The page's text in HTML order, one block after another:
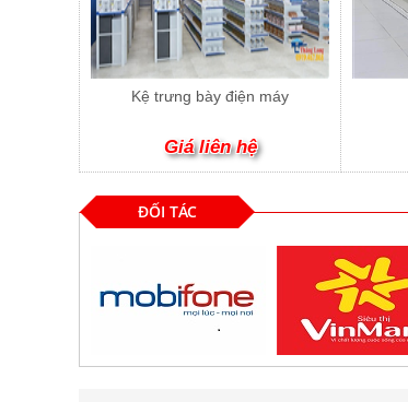
Kệ trưng bày điện máy
Giá liên hệ
ĐỐI TÁC